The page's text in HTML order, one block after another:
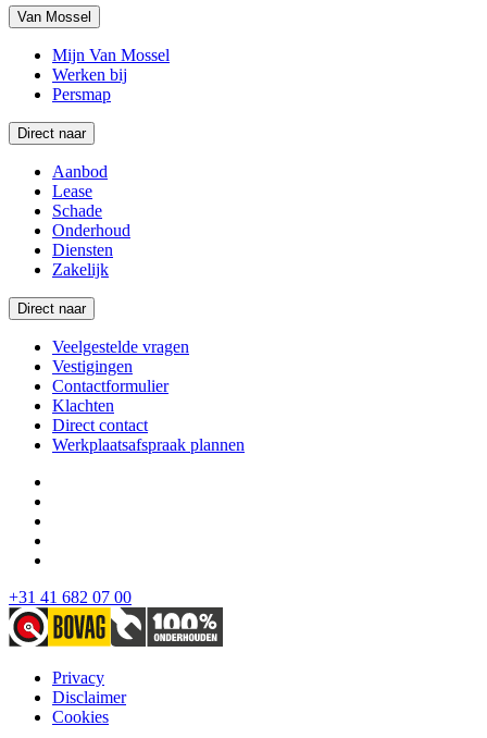
Van Mossel
Mijn Van Mossel
Werken bij
Persmap
Direct naar
Aanbod
Lease
Schade
Onderhoud
Diensten
Zakelijk
Direct naar
Veelgestelde vragen
Vestigingen
Contactformulier
Klachten
Direct contact
Werkplaatsafspraak plannen
+31 41 682 07 00
Privacy
Disclaimer
Cookies